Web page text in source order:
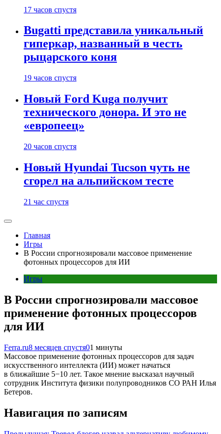
17 часов спустя
Bugatti представила уникальный
гиперкар, названный в честь
рыцарского коня
19 часов спустя
Новый Ford Kuga получит
технического донора. И это не
«европеец»
20 часов спустя
Новый Hyundai Tucson чуть не
сгорел на альпийском тесте
21 час спустя
Главная
Игры
В России спрогнозировали массовое применение
фотонных процессоров для ИИ
Игры
В России спрогнозировали массовое
применение фотонных процессоров
для ИИ
Ferra.ru8 месяцев спустя01 минуты
Массовое применение фотонных процессоров для задач
искусственного интеллекта (ИИ) может начаться
в ближайшие 5−10 лет. Такое мнение высказал научный
сотрудник Института физики полупроводников СО РАН Илья
Бетеров.
Навигация по записям